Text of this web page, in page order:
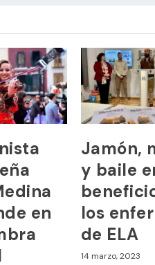
en
Jamón,
y baile
los
de ELA
14 marzo, 2023